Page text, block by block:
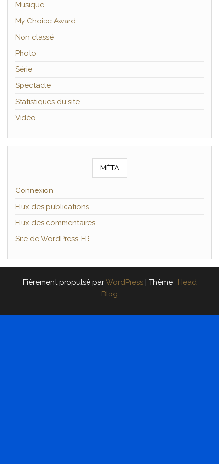
Musique
My Choice Award
Non classé
Photo
Série
Spectacle
Statistiques du site
Vidéo
MÉTA
Connexion
Flux des publications
Flux des commentaires
Site de WordPress-FR
Fièrement propulsé parWordPress | Thème : Head
Blog